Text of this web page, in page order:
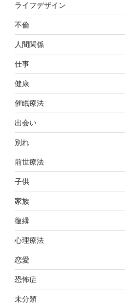
ライフデザイン
不倫
人間関係
仕事
健康
催眠療法
出会い
別れ
前世療法
子供
家族
復縁
心理療法
恋愛
恐怖症
未分類